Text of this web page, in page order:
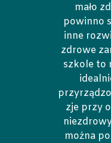
mało
powinno
inne
zdrowe
szkole to
zje przy
można